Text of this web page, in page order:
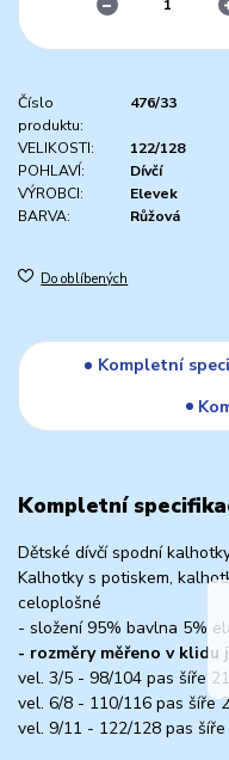
Číslo
produktu:
476/33
VELIKOSTI:
122/128
POHLAVÍ:
Dívčí
VÝROBCI:
Elevek
BARVA:
Růžová
Do oblíbených
Kompletní
Kompletní
Dětské dívčí spodní
Kalhotky s potiskem,
celoplošné
- složení 95% bavlna 5%
- rozměry měřeno v klidu
vel. 3/5 - 98/104 pas šíře
vel. 6/8 - 110/116 pas šíře
vel. 9/11 - 122/128 pas